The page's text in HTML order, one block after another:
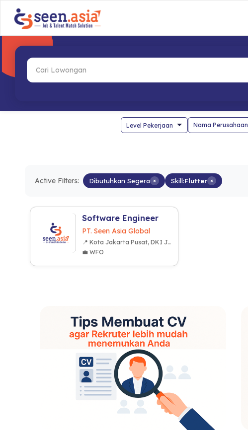
Nama Perusahaan
Active Filters: Dibutuhkan Segera × Skill:Flutter ×
Software Engineer
PT. Seen Asia Global
📍 Kota Jakarta Pusat, DKI Jakarta
💼 WFO